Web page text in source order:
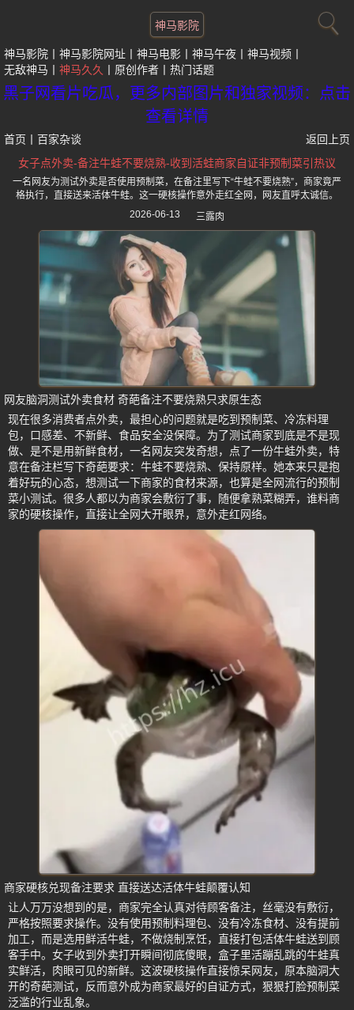
神马影院
神马影院 神马影院网址 神马电影 神马午夜
神马视频
无敌神马
神马久久 原创作者 热门话题
黑子网看片吃瓜，更多内部图片和独家视频：点击
查看详情
首页 百家杂谈
返回上页
女子点外卖-备注牛蛙不要烧熟-收到活蛙商家自证非预制菜引热议
一名网友为测试外卖是否使用预制菜，在备注里写下“牛蛙不要烧熟”，商家竟严
格执行，直接送来活体牛蛙。这一硬核操作意外走红全网，网友直呼太诚信。
2026-06-13
三露肉
网友脑洞测试外卖食材 奇葩备注不要烧熟只求原生态
现在很多消费者点外卖，最担心的问题就是吃到预制菜、冷冻料理
包，口感差、不新鲜、食品安全没保障。为了测试商家到底是不是现
做、是不是用新鲜食材，一名网友突发奇想，点了一份牛蛙外卖，特
意在备注栏写下奇葩要求：牛蛙不要烧熟、保持原样。她本来只是抱
着好玩的心态，想测试一下商家的食材来源，也算是全网流行的预制
菜小测试。很多人都以为商家会敷衍了事，随便拿熟菜糊弄，谁料商
家的硬核操作，直接让全网大开眼界，意外走红网络。
商家硬核兑现备注要求 直接送达活体牛蛙颠覆认知
让人万万没想到的是，商家完全认真对待顾客备注，丝毫没有敷衍，
严格按照要求操作。没有使用预制料理包、没有冷冻食材、没有提前
加工，而是选用鲜活牛蛙，不做烧制烹饪，直接打包活体牛蛙送到顾
客手中。女子收到外卖打开瞬间彻底傻眼，盒子里活蹦乱跳的牛蛙真
实鲜活，肉眼可见的新鲜。这波硬核操作直接惊呆网友，原本脑洞大
开的奇葩测试，反而意外成为商家最好的自证方式，狠狠打脸预制菜
泛滥的行业乱象。